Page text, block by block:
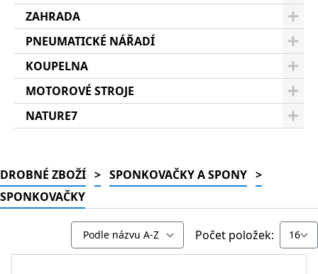
ZAHRADA
PNEUMATICKÉ NÁŘADÍ
KOUPELNA
MOTOROVÉ STROJE
NATURE7
DROBNÉ ZBOŽÍ > SPONKOVAČKY A SPONY >
SPONKOVAČKY
Počet položek: